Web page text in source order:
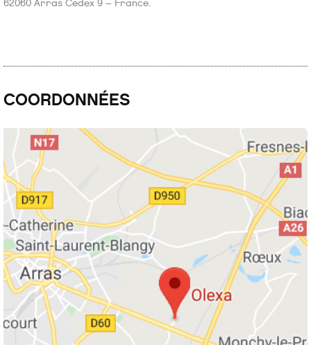
62060 Arras Cedex 9 – France.
COORDONNÉES